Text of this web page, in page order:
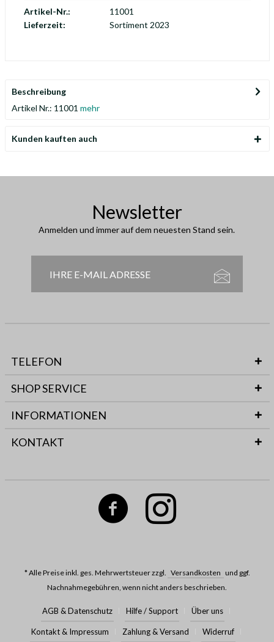
Artikel-Nr.:
11001
Lieferzeit:
Sortiment 2023
Beschreibung
Artikel Nr.: 11001 mehr
Kunden kauften auch
Newsletter
Anmelden und immer auf dem neuesten Stand sein.
TELEFON
SHOP SERVICE
INFORMATIONEN
KONTAKT
* Alle Preise inkl. ges. Mehrwertsteuer zzgl. Versandkosten und ggf.
Nachnahmegebühren, wenn nicht anders beschrieben.
AGB & Datenschutz Hilfe / Support Über uns
Kontakt & Impressum Zahlung & Versand Widerruf